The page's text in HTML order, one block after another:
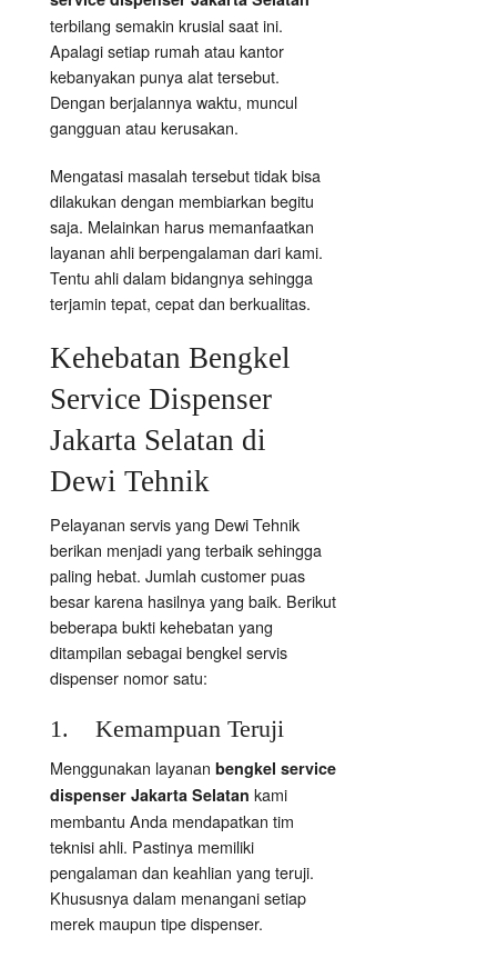
terbilang semakin krusial saat ini.
Apalagi setiap rumah atau kantor
kebanyakan punya alat tersebut.
Dengan berjalannya waktu, muncul
gangguan atau kerusakan.
Mengatasi masalah tersebut tidak bisa
dilakukan dengan membiarkan begitu
saja. Melainkan harus memanfaatkan
layanan ahli berpengalaman dari kami.
Tentu ahli dalam bidangnya sehingga
terjamin tepat, cepat dan berkualitas.
Kehebatan Bengkel
Service Dispenser
Jakarta Selatan di
Dewi Tehnik
Pelayanan servis yang Dewi Tehnik
berikan menjadi yang terbaik sehingga
paling hebat. Jumlah customer puas
besar karena hasilnya yang baik. Berikut
beberapa bukti kehebatan yang
ditampilan sebagai bengkel servis
dispenser nomor satu:
1. Kemampuan Teruji
Menggunakan layanan bengkel service
dispenser Jakarta Selatan kami
membantu Anda mendapatkan tim
teknisi ahli. Pastinya memiliki
pengalaman dan keahlian yang teruji.
Khususnya dalam menangani setiap
merek maupun tipe dispenser.